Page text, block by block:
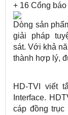
+ 16 Cổng
Dòng sản
giải pháp
sát. Với khả
thành hợp lý,
HD-TVI viết
Interface.
cáp đồng trục